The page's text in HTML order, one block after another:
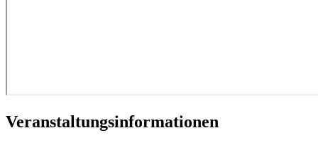
Veranstaltungs­informationen